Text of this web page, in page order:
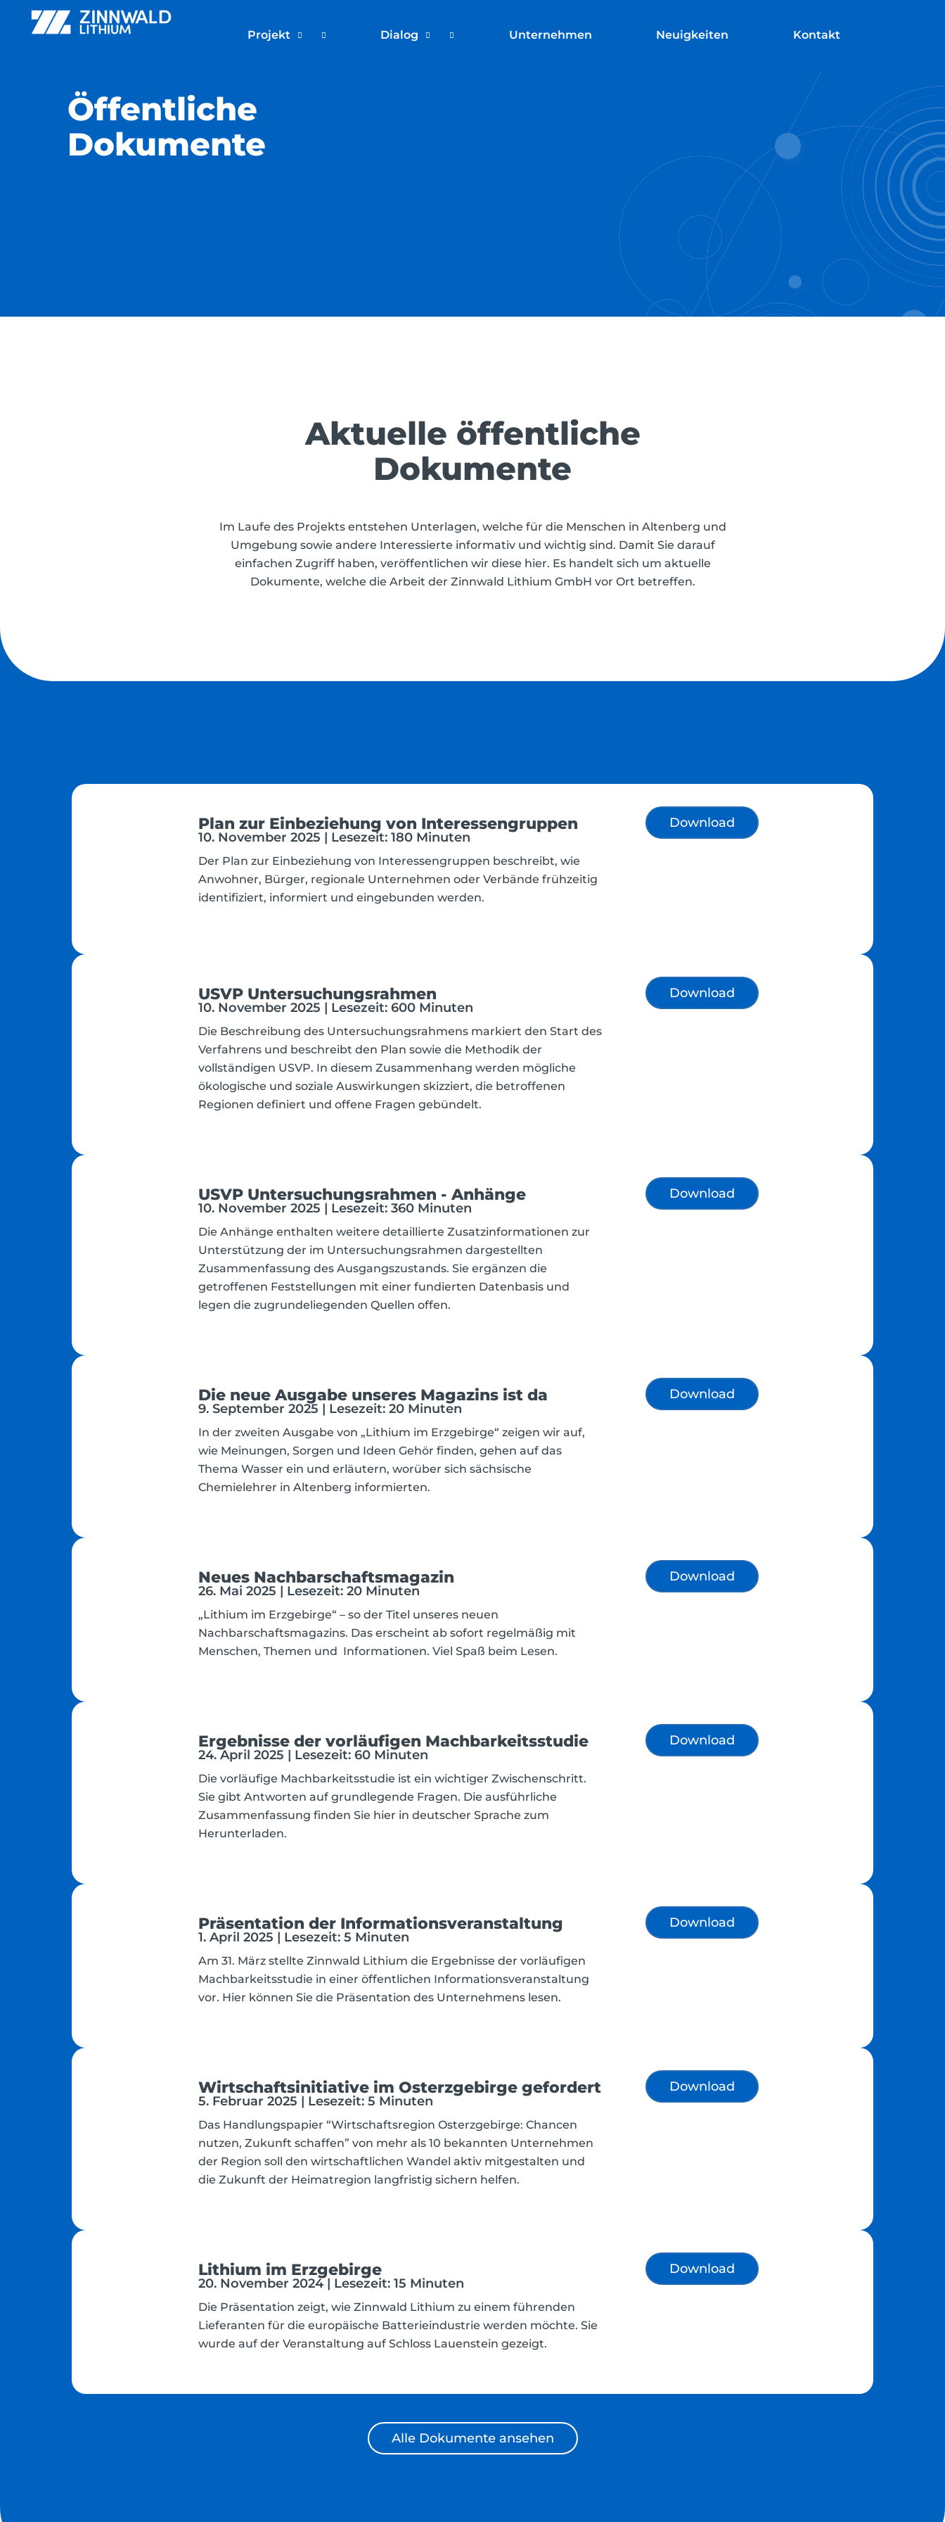
Projekt Dialog Unternehmen Neuigkeiten Kontakt
Öffentliche
Dokumente
Aktuelle öffentliche
Dokumente
Im Laufe des Projekts entstehen Unterlagen, welche für die Menschen in Altenberg und
Umgebung sowie andere Interessierte informativ und wichtig sind. Damit Sie darauf
einfachen Zugriff haben, veröffentlichen wir diese hier. Es handelt sich um aktuelle
Dokumente, welche die Arbeit der Zinnwald Lithium GmbH vor Ort betreffen.
Plan zur Einbeziehung von Interessengruppen
10. November 2025 | Lesezeit: 180 Minuten
Der Plan zur Einbeziehung von Interessengruppen beschreibt, wie
Anwohner, Bürger, regionale Unternehmen oder Verbände frühzeitig
identifiziert, informiert und eingebunden werden.
Download
USVP Untersuchungsrahmen
10. November 2025 | Lesezeit: 600 Minuten
Die Beschreibung des Untersuchungsrahmens markiert den Start des
Verfahrens und beschreibt den Plan sowie die Methodik der
vollständigen USVP. In diesem Zusammenhang werden mögliche
ökologische und soziale Auswirkungen skizziert, die betroffenen
Regionen definiert und offene Fragen gebündelt.
Download
USVP Untersuchungsrahmen - Anhänge
10. November 2025 | Lesezeit: 360 Minuten
Die Anhänge enthalten weitere detaillierte Zusatzinformationen zur
Unterstützung der im Untersuchungsrahmen dargestellten
Zusammenfassung des Ausgangszustands. Sie ergänzen die
getroffenen Feststellungen mit einer fundierten Datenbasis und
legen die zugrundeliegenden Quellen offen.
Download
Die neue Ausgabe unseres Magazins ist da
9. September 2025 | Lesezeit: 20 Minuten
In der zweiten Ausgabe von „Lithium im Erzgebirge“ zeigen wir auf,
wie Meinungen, Sorgen und Ideen Gehör finden, gehen auf das
Thema Wasser ein und erläutern, worüber sich sächsische
Chemielehrer in Altenberg informierten.
Download
Neues Nachbarschaftsmagazin
26. Mai 2025 | Lesezeit: 20 Minuten
„Lithium im Erzgebirge“ – so der Titel unseres neuen
Nachbarschaftsmagazins. Das erscheint ab sofort regelmäßig mit
Menschen, Themen und Informationen. Viel Spaß beim Lesen.
Download
Ergebnisse der vorläufigen Machbarkeitsstudie
24. April 2025 | Lesezeit: 60 Minuten
Die vorläufige Machbarkeitsstudie ist ein wichtiger Zwischenschritt.
Sie gibt Antworten auf grundlegende Fragen. Die ausführliche
Zusammenfassung finden Sie hier in deutscher Sprache zum
Herunterladen.
Download
Präsentation der Informationsveranstaltung
1. April 2025 | Lesezeit: 5 Minuten
Am 31. März stellte Zinnwald Lithium die Ergebnisse der vorläufigen
Machbarkeitsstudie in einer öffentlichen Informationsveranstaltung
vor. Hier können Sie die Präsentation des Unternehmens lesen.
Download
Wirtschaftsinitiative im Osterzgebirge gefordert
5. Februar 2025 | Lesezeit: 5 Minuten
Das Handlungspapier “Wirtschaftsregion Osterzgebirge: Chancen
nutzen, Zukunft schaffen” von mehr als 10 bekannten Unternehmen
der Region soll den wirtschaftlichen Wandel aktiv mitgestalten und
die Zukunft der Heimatregion langfristig sichern helfen.
Download
Lithium im Erzgebirge
20. November 2024 | Lesezeit: 15 Minuten
Die Präsentation zeigt, wie Zinnwald Lithium zu einem führenden
Lieferanten für die europäische Batterieindustrie werden möchte. Sie
wurde auf der Veranstaltung auf Schloss Lauenstein gezeigt.
Download
Alle Dokumente ansehen